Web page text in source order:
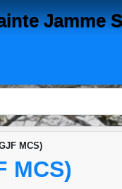
Jamme
MCS)
MCS)
cookies